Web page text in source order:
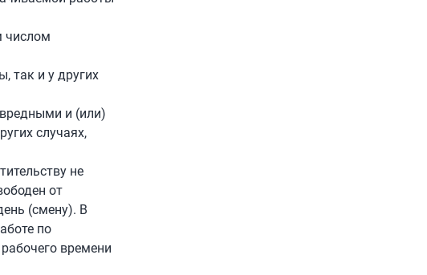
числом
так и у других
вредными и (или)
случаях,
не
от
(смену). В
по
времени